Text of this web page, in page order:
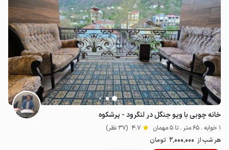
خانه چوبی با ویو جنگل در لنگرود - پرشکوه
1 خوابه . 65 متر . تا 5 مهمان 4.7 (37 نظر)
هر شب از 2٬000٬000 تومان